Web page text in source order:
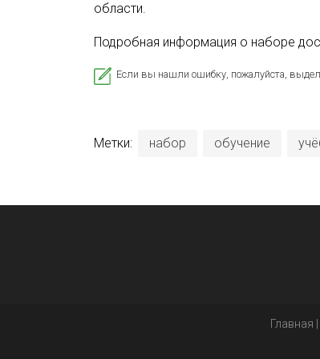
области.
Подробная информация о наборе
Если вы нашли ошибку, пожалуйста,
Метки: набор обучение
Главная |